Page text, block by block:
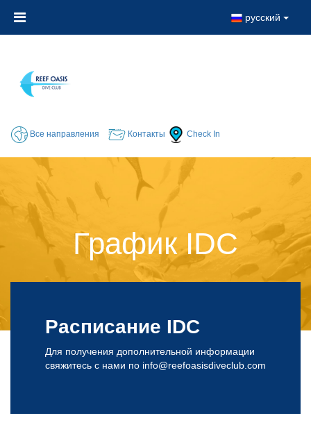
русский
Все направления Контакты Check In
График IDC
Расписание IDC
Для получения дополнительной информации
свяжитесь с нами по info@reefoasisdiveclub.com